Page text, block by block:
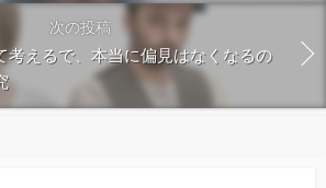
次の投稿
考えるで、本当に偏見はなくなるの